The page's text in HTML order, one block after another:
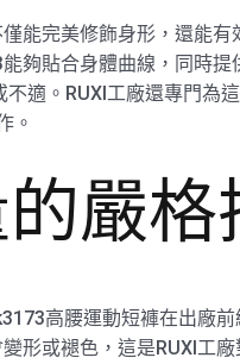
能完美修飾身形，還能
夠貼合身體曲線，同時
適。RUXI工廠還專門為
。
嚴格
高腰運動短褲在出廠
形或褪色，這是RUXI工